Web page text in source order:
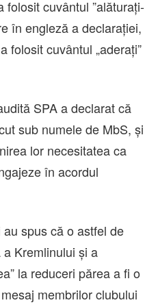
cuvântul ”alăturaţi-
în engleză a declaraţiei,
folosit cuvântul „aderaţi”
SPA a declarat că
sub numele de MbS, şi
lor necesitatea ca
în acordul
spus că o astfel de
Kremlinului şi a
la reduceri părea a fi o
membrilor clubului